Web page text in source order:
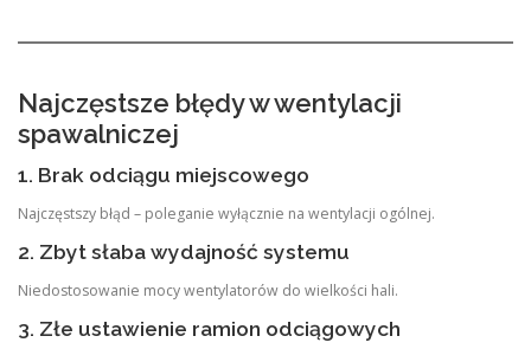
Najczęstsze błędy w wentylacji
spawalniczej
1. Brak odciągu miejscowego
Najczęstszy błąd – poleganie wyłącznie na wentylacji ogólnej.
2. Zbyt słaba wydajność systemu
Niedostosowanie mocy wentylatorów do wielkości hali.
3. Złe ustawienie ramion odciągowych